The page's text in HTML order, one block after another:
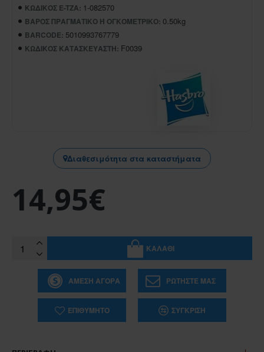
ΚΩΔΙΚΌΣ E-TZA: 1-082570
ΒΆΡΟΣ ΠΡΑΓΜΑΤΙΚΌ Ή ΟΓΚΟΜΕΤΡΙΚΌ: 0.50kg
BARCODE: 5010993767779
ΚΩΔΙΚΌΣ ΚΑΤΑΣΚΕΥΑΣΤΉ: F0039
Διαθεσιμότητα στα καταστήματα
14,95€
ΚΑΛΆΘΙ
ΆΜΕΣΗ ΑΓΟΡΆ ΡΩΤΉΣΤΕ ΜΑΣ
ΕΠΙΘΥΜΗΤΌ ΣΎΓΚΡΙΣΗ